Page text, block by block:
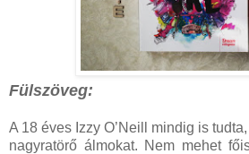
Fülszöveg:
A 18 éves Izzy O’Neill mindig is
nagyratörő álmokat. Nem mehet